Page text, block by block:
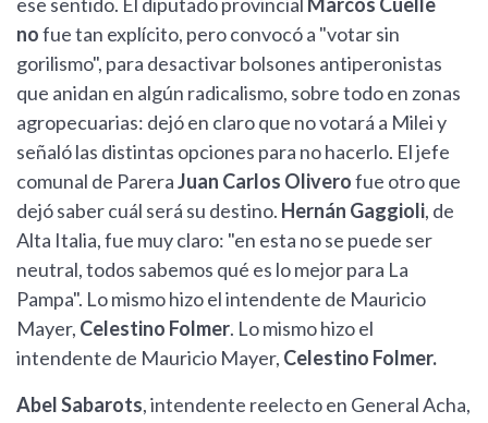
nofue tan explícito, pero convocó a "votar sin
gorilismo", para desactivar bolsones antiperonistas
que anidan en algún radicalismo, sobre todo en zonas
agropecuarias: dejó en claro que no votará a Milei y
señaló las distintas opciones para no hacerlo. El jefe
comunal de PareraJuan Carlos Oliverofue otro que
dejó saber cuál será su destino. Hernán Gaggioli, de
Alta Italia, fue muy claro: "en esta no se puede ser
neutral, todos sabemos qué es lo mejor para La
Pampa". Lo mismo hizo el intendente de Mauricio
Mayer, Celestino Folmer. Lo mismo hizo el
intendente de Mauricio Mayer, Celestino Folmer.
Abel Sabarots, intendente reelecto en General Acha,